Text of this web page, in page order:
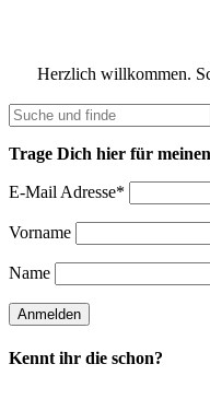
Herzlich willkommen.
Trage Dich hier für
E-Mail Adresse*
Vorname
Name
Kennt ihr die schon?